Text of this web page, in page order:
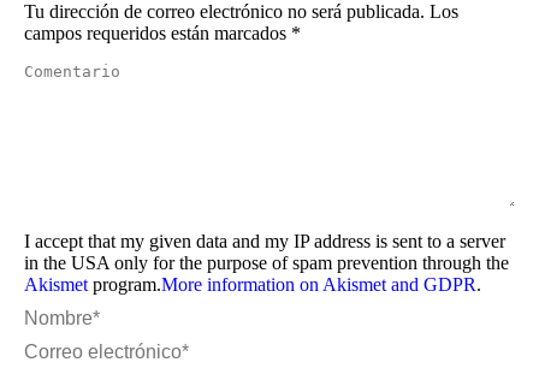
Tu dirección de correo electrónico no será publicada. Los
campos requeridos están marcados *
Comentario
I accept that my given data and my IP address is sent to a server
in the USA only for the purpose of spam prevention through the
Akismet program.More information on Akismet and GDPR.
Nombre *
Correo electrónico *